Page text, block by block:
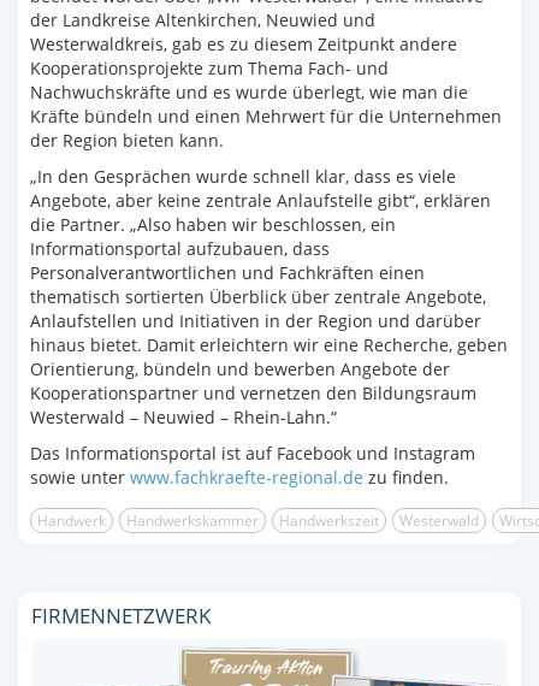
der Landkreise Altenkirchen, Neuwied und
Westerwaldkreis, gab es zu diesem Zeitpunkt andere
Kooperationsprojekte zum Thema Fach- und
Nachwuchskräfte und es wurde überlegt, wie man die
Kräfte bündeln und einen Mehrwert für die Unternehmen
der Region bieten kann.
„In den Gesprächen wurde schnell klar, dass es viele
Angebote, aber keine zentrale Anlaufstelle gibt“, erklären
die Partner. „Also haben wir beschlossen, ein
Informationsportal aufzubauen, dass
Personalverantwortlichen und Fachkräften einen
thematisch sortierten Überblick über zentrale Angebote,
Anlaufstellen und Initiativen in der Region und darüber
hinaus bietet. Damit erleichtern wir eine Recherche, geben
Orientierung, bündeln und bewerben Angebote der
Kooperationspartner und vernetzen den Bildungsraum
Westerwald – Neuwied – Rhein-Lahn.“
Das Informationsportal ist auf Facebook und Instagram
sowie unter www.fachkraefte-regional.de zu finden.
Handwerk Handwerkskammer Handwerkszeit Westerwald
FIRMENNETZWERK